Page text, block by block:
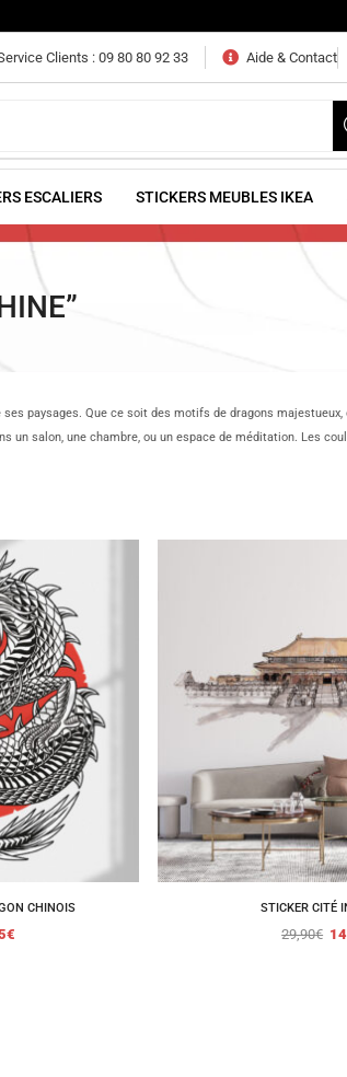
Clients : 09 80 80 92 33 Aide & Contact
ESCALIERS STICKERS MEUBLES IKEA
paysages. Que ce soit des motifs de dragons
salon, une chambre, ou un espace de méditation. Les
CHINOIS
€
STICKER CITÉ
29,90€